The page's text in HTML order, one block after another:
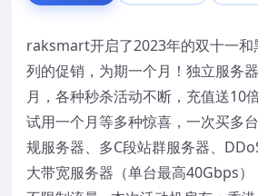
raksmart开启了2023年的双十一和
列的促销，为期一个月！独立服务
月，各种秒杀活动不断，充值送10
试用一个月等多种惊喜，一次买多
规服务器、多C段站群服务器、
大带宽服务器（单台最高40Gbps）